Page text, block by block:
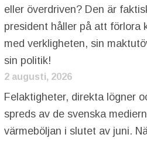
eller överdriven? Den är
president håller på att förlora
med verkligheten, sin
sin politik!
2 augusti, 2026
Felaktigheter, direkta lögner
spreds av de svenska
värmeböljan i slutet av juni.